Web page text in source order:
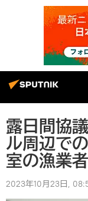
露日間協
ル周辺で
室の漁業
2023年10月23日,